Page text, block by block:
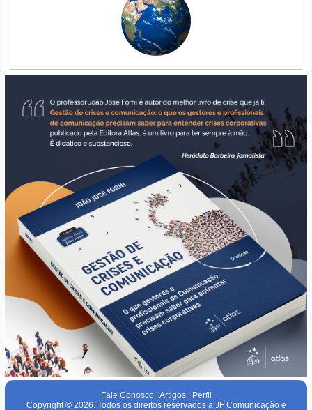
Fale Conosco| Artigos| Perfil
Copyright © 2026. Todos os direitos reservados a JF Comunicação e